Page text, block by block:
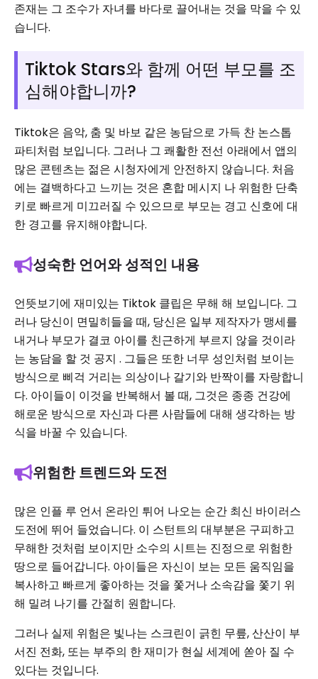
존재는 그 조수가 자녀를 바다로 끌어내는 것을 막을 수 있
습니다.
Tiktok Stars와 함께 어떤 부모를 조
심해야합니까?
Tiktok은 음악, 춤 및 바보 같은 농담으로 가득 찬 논스톱
파티처럼 보입니다. 그러나 그 쾌활한 전선 아래에서 앱의
많은 콘텐츠는 젊은 시청자에게 안전하지 않습니다. 처음
에는 결백하다고 느끼는 것은 혼합 메시지 나 위험한 단축
키로 빠르게 미끄러질 수 있으므로 부모는 경고 신호에 대
한 경고를 유지해야합니다.
성숙한 언어와 성적인 내용
언뜻보기에 재미있는 Tiktok 클립은 무해 해 보입니다. 그
러나 당신이 면밀히들을 때, 당신은 일부 제작자가 맹세를
내거나 부모가 결코 아이를 친근하게 부르지 않을 것이라
는 농담을 할 것 공지 . 그들은 또한 너무 성인처럼 보이는
방식으로 삐걱 거리는 의상이나 갈기와 반짝이를 자랑합니
다. 아이들이 이것을 반복해서 볼 때, 그것은 종종 건강에
해로운 방식으로 자신과 다른 사람들에 대해 생각하는 방
식을 바꿀 수 있습니다.
위험한 트렌드와 도전
많은 인플 루 언서 온라인 튀어 나오는 순간 최신 바이러스
도전에 뛰어 들었습니다. 이 스턴트의 대부분은 구피하고
무해한 것처럼 보이지만 소수의 시트는 진정으로 위험한
땅으로 들어갑니다. 아이들은 자신이 보는 모든 움직임을
복사하고 빠르게 좋아하는 것을 쫓거나 소속감을 쫓기 위
해 밀려 나기를 간절히 원합니다.
그러나 실제 위험은 빛나는 스크린이 긁힌 무릎, 산산이 부
서진 전화, 또는 부주의 한 재미가 현실 세계에 쏟아 질 수
있다는 것입니다.